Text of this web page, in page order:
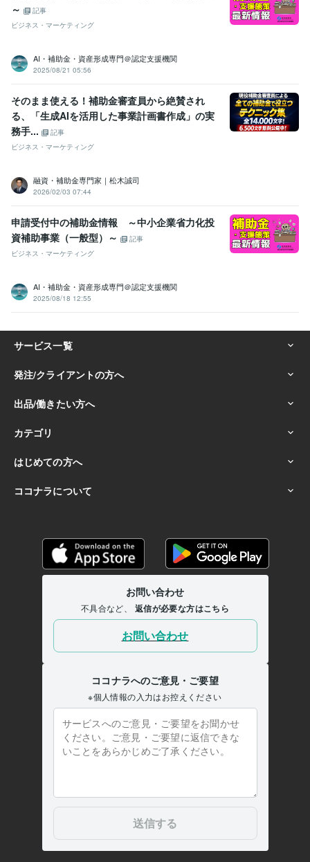
～
記事
ビジネス・マーケティング
AI・補助金・資産形成専門＠認定支援機関
2025/08/21 05:56
そのまま使える！補助金審査員から絶賛され
る、「生成AIを活用した事業計画書作成」の実
務手...
記事
ビジネス・マーケティング
融資・補助金専門家｜松木誠司
2026/02/03 07:44
申請受付中の補助金情報 ～中小企業省力化投
資補助事業（一般型）～
記事
ビジネス・マーケティング
AI・補助金・資産形成専門＠認定支援機関
2025/08/18 12:55